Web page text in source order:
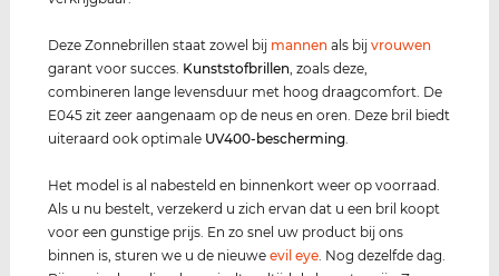
Deze Zonnebrillen staat zowel bij mannen als bijvrouwen
garant voor succes. Kunststofbrillen , zoals deze,
combineren lange levensduur met hoog draagcomfort. De
E045 zit zeer aangenaam op de neus en oren. Deze bril biedt
uiteraard ook optimale UV400-bescherming
Het model is al nabesteld en binnenkort weer op voorraad.
Als u nu bestelt, verzekerd u zich ervan dat u een bril koopt
voor een gunstige prijs. En zo snel uw product bij ons
binnen is, sturen we u de nieuweevil eye . Nog dezelfde dag.